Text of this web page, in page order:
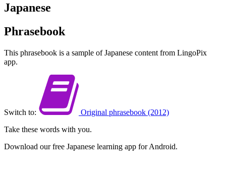
Japanese
Phrasebook
This phrasebook is a sample of Japanese content from LingoPix
app.
Switch to:
Original phrasebook (2012)
Take these words with you.
Download our free Japanese learning app for Android.